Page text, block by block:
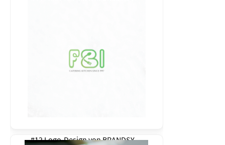
#12 Logo-Design vonBRANDSY